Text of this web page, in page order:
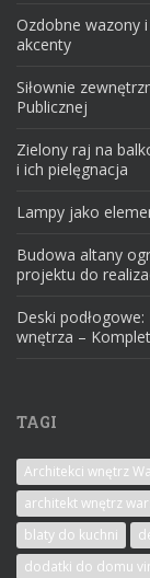
Ozdobne wazony
akcenty
Siłownie
Publicznej
Zielony raj na
i ich pielęgnacja
Lampy jako
Budowa altany
projektu do
Deski
wnętrza –
TAGI
Architekci wnętrz
architekt wnętrz
blaty do kuchni
dodatki do domu